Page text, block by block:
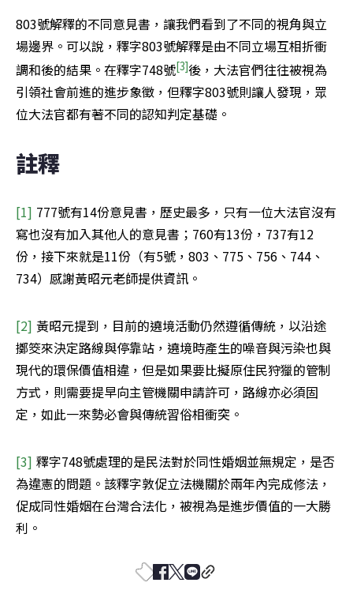
803號解釋的不同意見書，讓我們看到了不同的視角與立
場邊界。可以說，釋字803號解釋是由不同立場互相折衝
調和後的結果。在釋字748號[3]後，大法官們往往被視為
引領社會前進的進步象徵，但釋字803號則讓人發現，眾
位大法官都有著不同的認知判定基礎。
註釋
[1] 777號有14份意見書，歷史最多，只有一位大法官沒有
寫也沒有加入其他人的意見書；760有13份，737有12
份，接下來就是11份（有5號，803、775、756、744、
734）感謝黃昭元老師提供資訊。
[2] 黃昭元提到，目前的遶境活動仍然遵循傳統，以沿途
擲筊來決定路線與停靠站，遶境時產生的噪音與污染也與
現代的環保價值相違，但是如果要比擬原住民狩獵的管制
方式，則需要提早向主管機關申請許可，路線亦必須固
定，如此一來勢必會與傳統習俗相衝突。
[3] 釋字748號處理的是民法對於同性婚姻並無規定，是否
為違憲的問題。該釋字敦促立法機關於兩年內完成修法，
促成同性婚姻在台灣合法化，被視為是進步價值的一大勝
利。